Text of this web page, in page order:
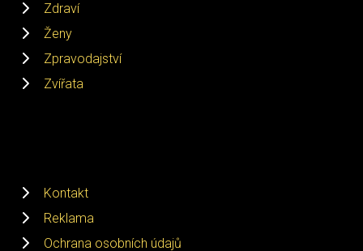
Zdraví
Ženy
Zpravodajství
Zvířata
Kontakt
Reklama
Ochrana osobních údajů